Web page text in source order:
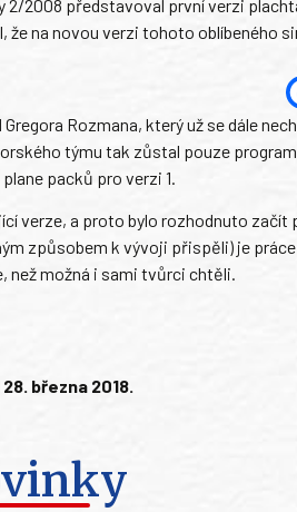
2008 představoval první verzi
na novou verzi tohoto oblíbeného
Rozmana, který už se dále
týmu tak zůstal pouze
packů pro verzi 1.
verze, a proto bylo rozhodnuto
způsobem k vývoji přispěli) je
než možná i sami tvůrci chtěli.
března 2018.